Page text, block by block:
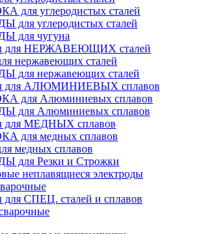
для углеродистых сталей
для углеродистых сталей
для чугуна
для НЕРЖАВЕЮЩИХ сталей
нержавеющих сталей
для нержавеющих сталей
для АЛЮМИНИЕВЫХ сплавов
для Алюминиевых сплавов
для Алюминиевых сплавов
для МЕДНЫХ сплавов
для медных сплавов
медных сплавов
для Резки и Строжки
неплавящиеся электроды
для СПЕЦ. сталей и сплавов